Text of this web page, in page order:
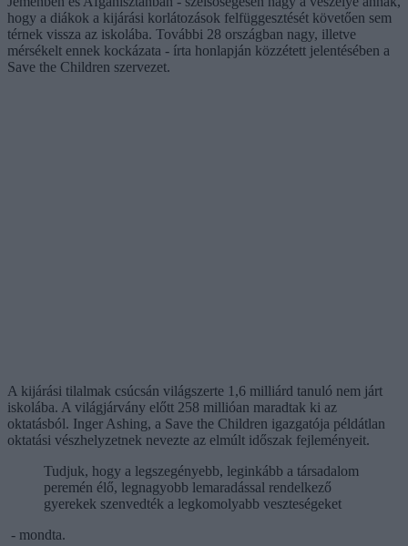
hogy a diákok a kijárási korlátozások felfüggesztését követően sem
térnek vissza az iskolába. További 28 országban nagy, illetve
mérsékelt ennek kockázata - írta honlapján közzétett jelentésében a
Save the Children szervezet.
A kijárási tilalmak csúcsán világszerte 1,6 milliárd tanuló nem járt
iskolába. A világjárvány előtt 258 millióan maradtak ki az
oktatásból. Inger Ashing, a Save the Children igazgatója példátlan
oktatási vészhelyzetnek nevezte az elmúlt időszak fejleményeit.
Tudjuk, hogy a legszegényebb, leginkább a társadalom
peremén élő, legnagyobb lemaradással rendelkező
gyerekek szenvedték a legkomolyabb veszteségeket
- mondta.